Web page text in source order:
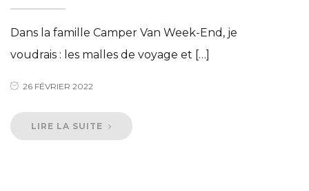
Dans la famille Camper Van Week-End, je
voudrais : les malles de voyage et […]
26 FÉVRIER 2022
LIRE LA SUITE